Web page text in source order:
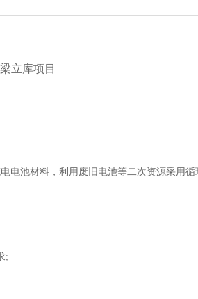
电池材料，利用废旧电池等二次资源采用
;